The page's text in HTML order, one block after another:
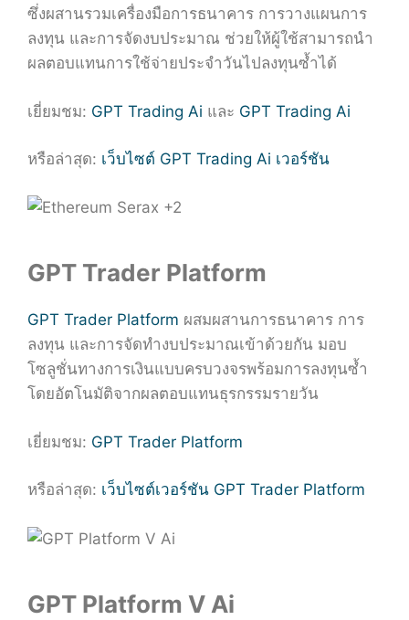
ซึ่งผสานรวมเครื่องมือการธนาคาร การวางแผนการ
ลงทุน และการจัดงบประมาณ ช่วยให้ผู้ใช้สามารถนำ
ผลตอบแทนการใช้จ่ายประจำวันไปลงทุนซ้ำได้
เยี่ยมชม: GPT Trading Ai และ GPT Trading Ai
หรือล่าสุด: เว็บไซต์ GPT Trading Ai เวอร์ชัน
GPT Trader Platform
GPT Trader Platform ผสมผสานการธนาคาร การ
ลงทุน และการจัดทำงบประมาณเข้าด้วยกัน มอบ
โซลูชั่นทางการเงินแบบครบวงจรพร้อมการลงทุนซ้ำ
โดยอัตโนมัติจากผลตอบแทนธุรกรรมรายวัน
เยี่ยมชม: GPT Trader Platform
หรือล่าสุด: เว็บไซต์เวอร์ชัน GPT Trader Platform
GPT Platform V Ai